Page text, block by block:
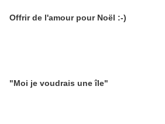
Offrir de l'amour pour Noël :-)
"Moi je voudrais une île"